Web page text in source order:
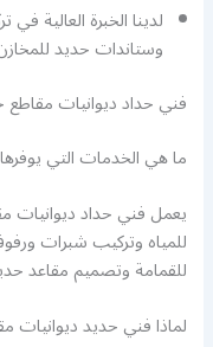
لدينا الخبرة العالية
وستاندات حديد
فني حداد ديوانيات
ما هي الخدمات التي
يعمل فني حداد
للمياه وتركيب شبرات
للقمامة وتصميم مقاعد
لماذا فني حديد